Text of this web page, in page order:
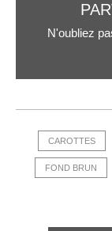
N'oubliez
CAROTTES
FOND BRUN